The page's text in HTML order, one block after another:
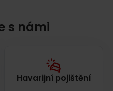
s námi
Havarijní pojištění